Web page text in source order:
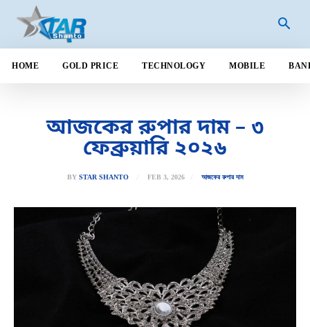
HOME GOLD PRICE TECHNOLOGY MOBILE
আজকের রুপার দাম – ৩
ফেব্রুয়ারি ২০২৬
BY STAR SHANTO FEB 3, 2026 আজকের রুপার দাম